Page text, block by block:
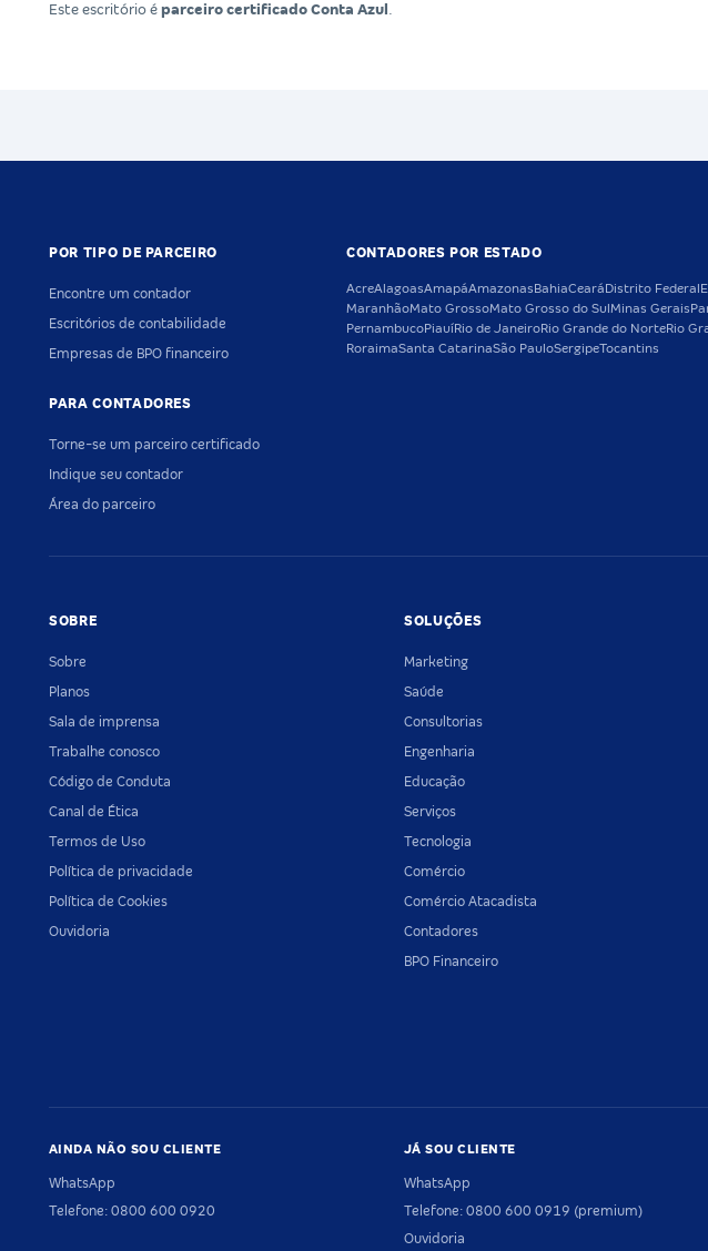
Este escritório é parceiro certificado Conta Azul .
POR TIPO DE PARCEIRO
Encontre um contador
Escritórios de contabilidade
Empresas de BPO financeiro
PARA CONTADORES
Torne-se um parceiro certificado
Indique seu contador
Área do parceiro
CONTADORES POR ESTADO
AcreAlagoasAmapáAmazonasBahiaCearáDistrito Federal
MaranhãoMato GrossoMato Grosso do SulMinas Gerais
PernambucoPiauíRio de JaneiroRio Grande do NorteRio
RoraimaSanta CatarinaSão PauloSergipeTocantins
SOBRE
Sobre
Planos
Sala de imprensa
Trabalhe conosco
Código de Conduta
Canal de Ética
Termos de Uso
Política de privacidade
Política de Cookies
Ouvidoria
SOLUÇÕES
Marketing
Saúde
Consultorias
Engenharia
Educação
Serviços
Tecnologia
Comércio
Comércio Atacadista
Contadores
BPO Financeiro
AINDA NÃO SOU CLIENTE
WhatsApp
Telefone: 0800 600 0920
JÁ SOU CLIENTE
WhatsApp
Telefone: 0800 600 0919 (premium)
Ouvidoria